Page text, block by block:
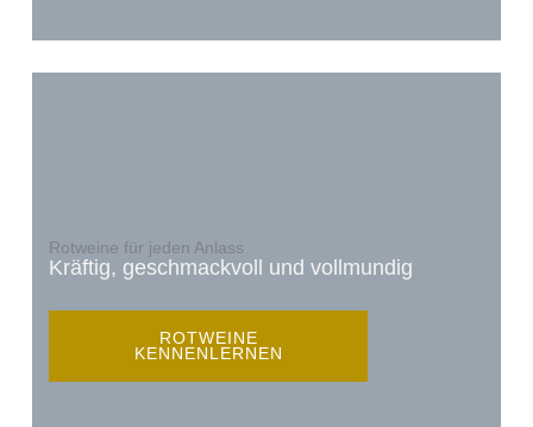
Rotweine für jeden Anlass
Kräftig, geschmackvoll und vollmundig
ROTWEINE
KENNENLERNEN